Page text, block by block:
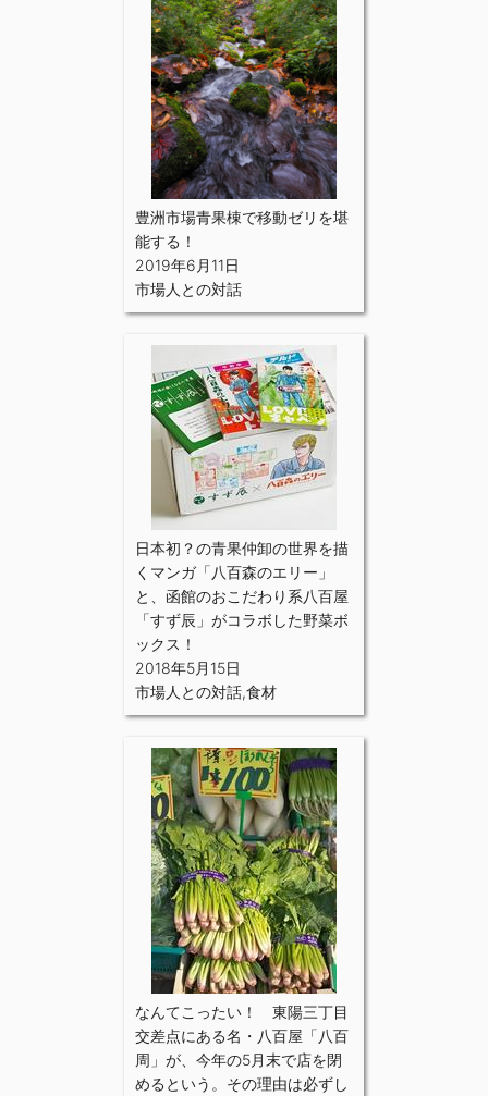
豊洲市場青果棟で移動ゼリを堪
能する！
2019年6月11日
市場人との対話
日本初？の青果仲卸の世界を描
くマンガ「八百森のエリー」
と、函館のおこだわり系八百屋
「すず辰」がコラボした野菜ボ
ックス！
2018年5月15日
市場人との対話,食材
なんてこったい！ 東陽三丁目
交差点にある名・八百屋「八百
周」が、今年の5月末で店を閉
めるという。その理由は必ずし